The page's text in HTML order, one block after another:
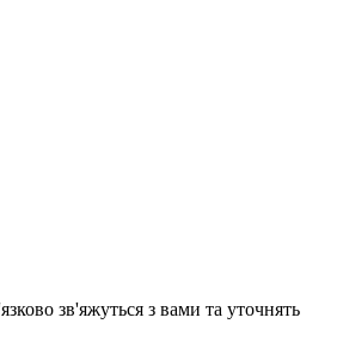
зв'яжуться з вами та уточнять